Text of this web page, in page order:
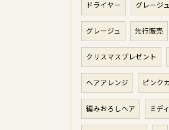
ドライヤー グレージ
グレージュ 先行販売
クリスマスプレゼント
ヘアアレンジ ピンク
編みおろしヘア ミデ